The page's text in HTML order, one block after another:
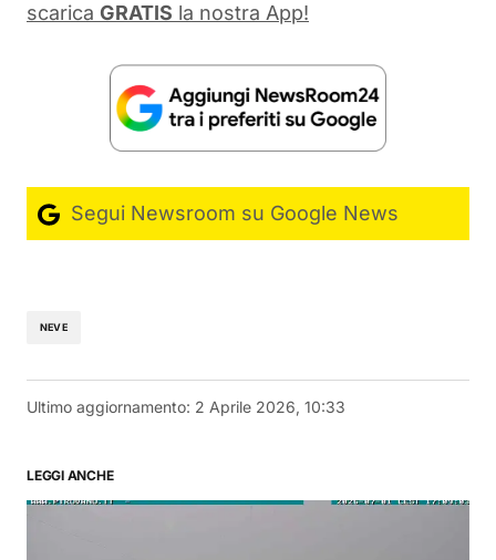
scarica GRATIS la nostra App!
Segui Newsroom su Google News
NEVE
Ultimo aggiornamento: 2 Aprile 2026, 10:33
LEGGI ANCHE